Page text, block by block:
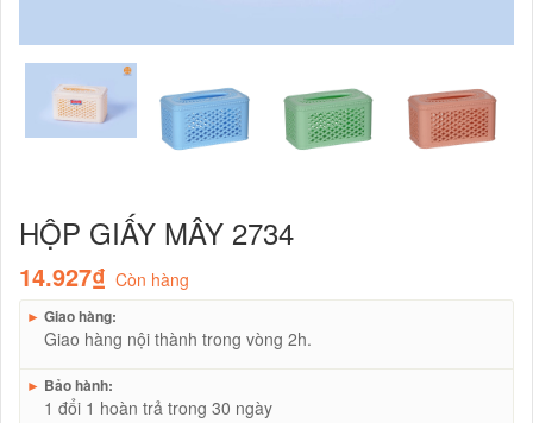
HỘP GIẤY MÂY 2734
14.927₫ Còn hàng
► Giao hàng:
Giao hàng nội thành trong vòng 2h.
► Bảo hành:
1 đổi 1 hoàn trả trong 30 ngày